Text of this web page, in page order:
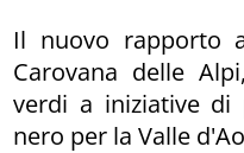
Il nuovo rapporto
Carovana delle
verdi a iniziative di
nero per la Valle